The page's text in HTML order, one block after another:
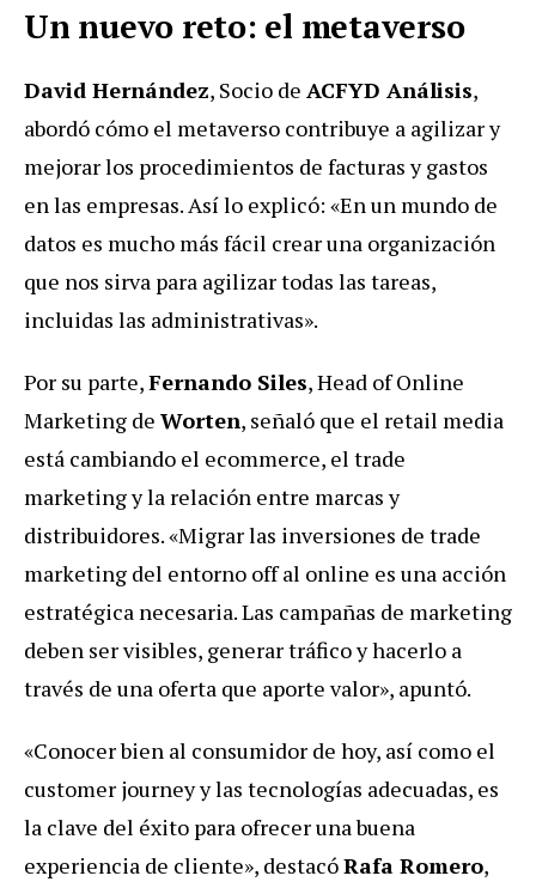
Un nuevo reto: el metaverso
David Hernández, Socio de ACFYD Análisis,
abordó cómo el metaverso contribuye a agilizar y
mejorar los procedimientos de facturas y gastos
en las empresas. Así lo explicó: «En un mundo de
datos es mucho más fácil crear una organización
que nos sirva para agilizar todas las tareas,
incluidas las administrativas».
Por su parte,Fernando Siles, Head of Online
Marketing de Worten, señaló que el retail media
está cambiando el ecommerce, el trade
marketing y la relación entre marcas y
distribuidores. «Migrar las inversiones de trade
marketing del entorno off al online es una acción
estratégica necesaria. Las campañas de marketing
deben ser visibles, generar tráfico y hacerlo a
través de una oferta que aporte valor», apuntó.
«Conocer bien al consumidor de hoy, así como el
customer journey y las tecnologías adecuadas, es
la clave del éxito para ofrecer una buena
experiencia de cliente», destacóRafa Romero,